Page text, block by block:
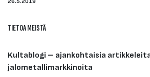
TIETOA MEISTÄ
Kultablogi – ajankohtaisia
jalometallimarkkinoita